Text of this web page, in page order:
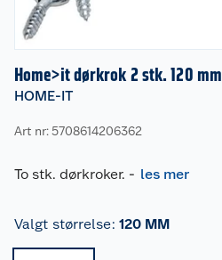
Home>it dørkrok 2 stk. 120 mm
HOME-IT
Art nr: 5708614206362
To stk. dørkroker. - les mer
Valgt størrelse: 120 MM